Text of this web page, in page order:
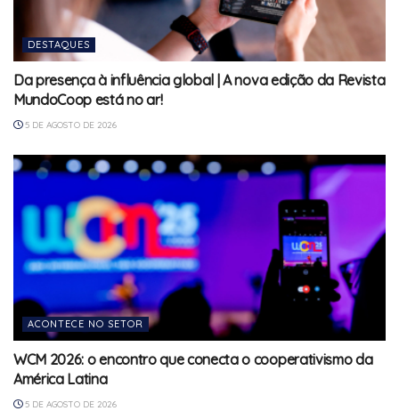
DESTAQUES
Da presença à influência global | A nova edição da Revista
MundoCoop está no ar!
5 DE AGOSTO DE 2026
ACONTECE NO SETOR
WCM 2026: o encontro que conecta o cooperativismo da
América Latina
5 DE AGOSTO DE 2026